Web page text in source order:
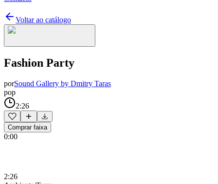
Voltar ao catálogo
Fashion Party
porSound Gallery by Dmitry Taras
pop
2:26
Comprar faixa
0:00
2:26